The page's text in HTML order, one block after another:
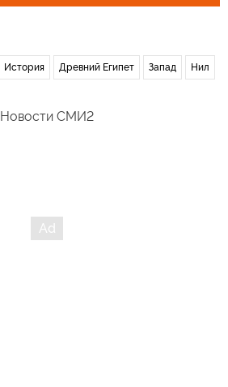
История Древний Египет Запад Нил
Новости СМИ2